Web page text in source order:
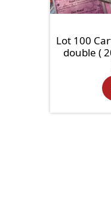
Lot 100
double (